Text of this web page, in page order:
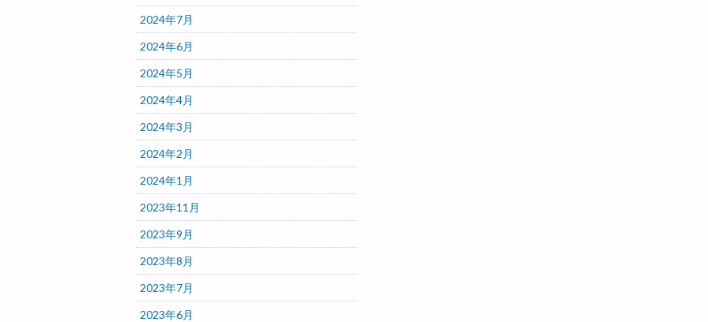
2024年7月
2024年6月
2024年5月
2024年4月
2024年3月
2024年2月
2024年1月
2023年11月
2023年9月
2023年8月
2023年7月
2023年6月